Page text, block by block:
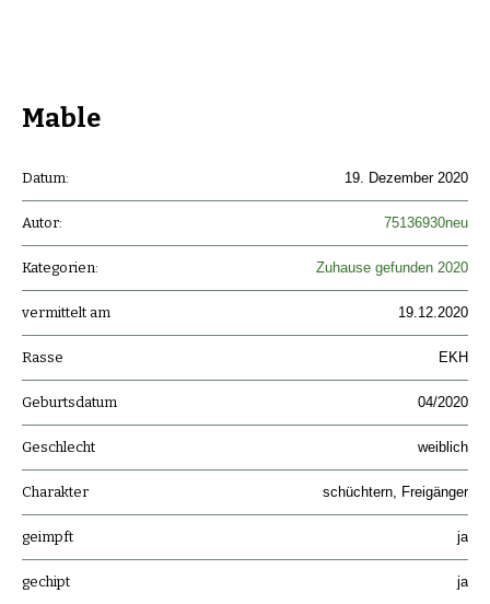
Mable
Datum: 19. Dezember 2020
Autor: 75136930neu
Kategorien: Zuhause gefunden 2020
vermittelt am 19.12.2020
Rasse EKH
Geburtsdatum 04/2020
Geschlecht weiblich
Charakter schüchtern, Freigänger
geimpft ja
gechipt ja